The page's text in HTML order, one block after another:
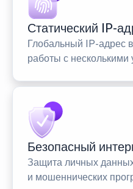
Статический IP-
Глобальный IP-адрес
работы с несколькими
Безопасный
Защита личных
и мошеннических